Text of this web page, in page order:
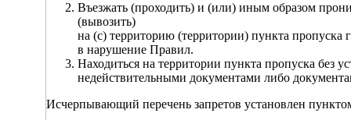
Въезжать (проходить) и (или) иным образом
(вывозить)
на (с) территорию (территории) пункта
в нарушение Правил.
Находиться на территории пункта пропуска
недействительными документами либо
Исчерпывающий перечень запретов установлен